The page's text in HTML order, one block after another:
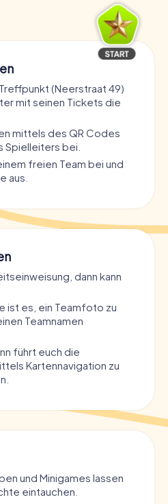
(Neerstraat 49)
mit seinen Tickets die
mittels des QR Codes
Spielleiters bei.
freien Team bei und
aus.
dann kann
ist es, ein Teamfoto zu
Teamnamen
führt euch die
Kartennavigation zu
und Minigames lassen
eintauchen.